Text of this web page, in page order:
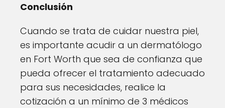
Conclusión
Cuando se trata de cuidar nuestra piel,
es importante acudir a un dermatólogo
en Fort Worth que sea de confianza que
pueda ofrecer el tratamiento adecuado
para sus necesidades, realice la
cotización a un mínimo de 3 médicos